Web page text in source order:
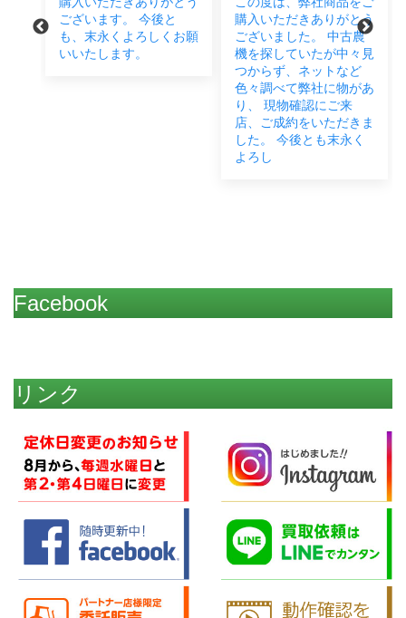
ございます。 今後と
も、末永くよろしくお願
いいたします。
購入いただきありがとう
ございました。 中古農
機を探していたが中々見
つからず、ネットなど
色々調べて弊社に物があ
り、 現物確認にご来
店、ご成約をいただきま
した。 今後とも末永く
よろし
Facebook
リンク